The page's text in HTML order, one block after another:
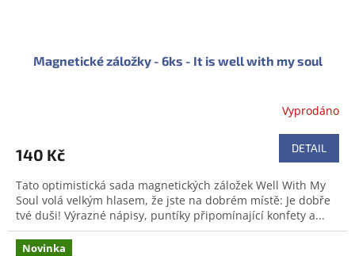
Magnetické záložky - 6ks - It is well with my soul
Vyprodáno
140 Kč DETAIL
Tato optimistická sada magnetických záložek Well With My
Soul volá velkým hlasem, že jste na dobrém místě: Je dobře
tvé duši! Výrazné nápisy, puntíky připomínající konfety a...
Novinka